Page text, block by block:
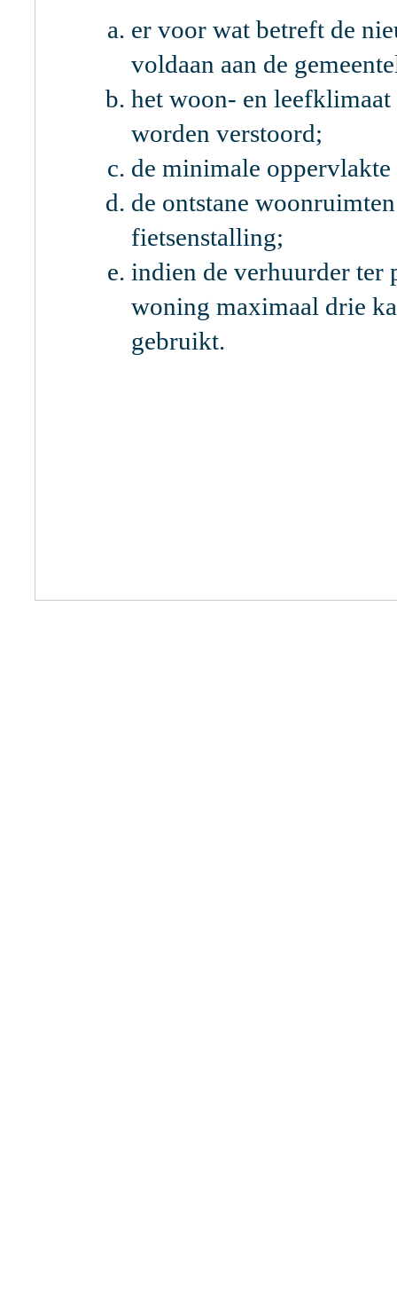
er voor wat betreft de
voldaan aan de
het woon- en
worden verstoord;
de minimale oppervlakte
de ontstane
fietsenstalling;
indien de verhuurder ter
woning maximaal drie
gebruikt.